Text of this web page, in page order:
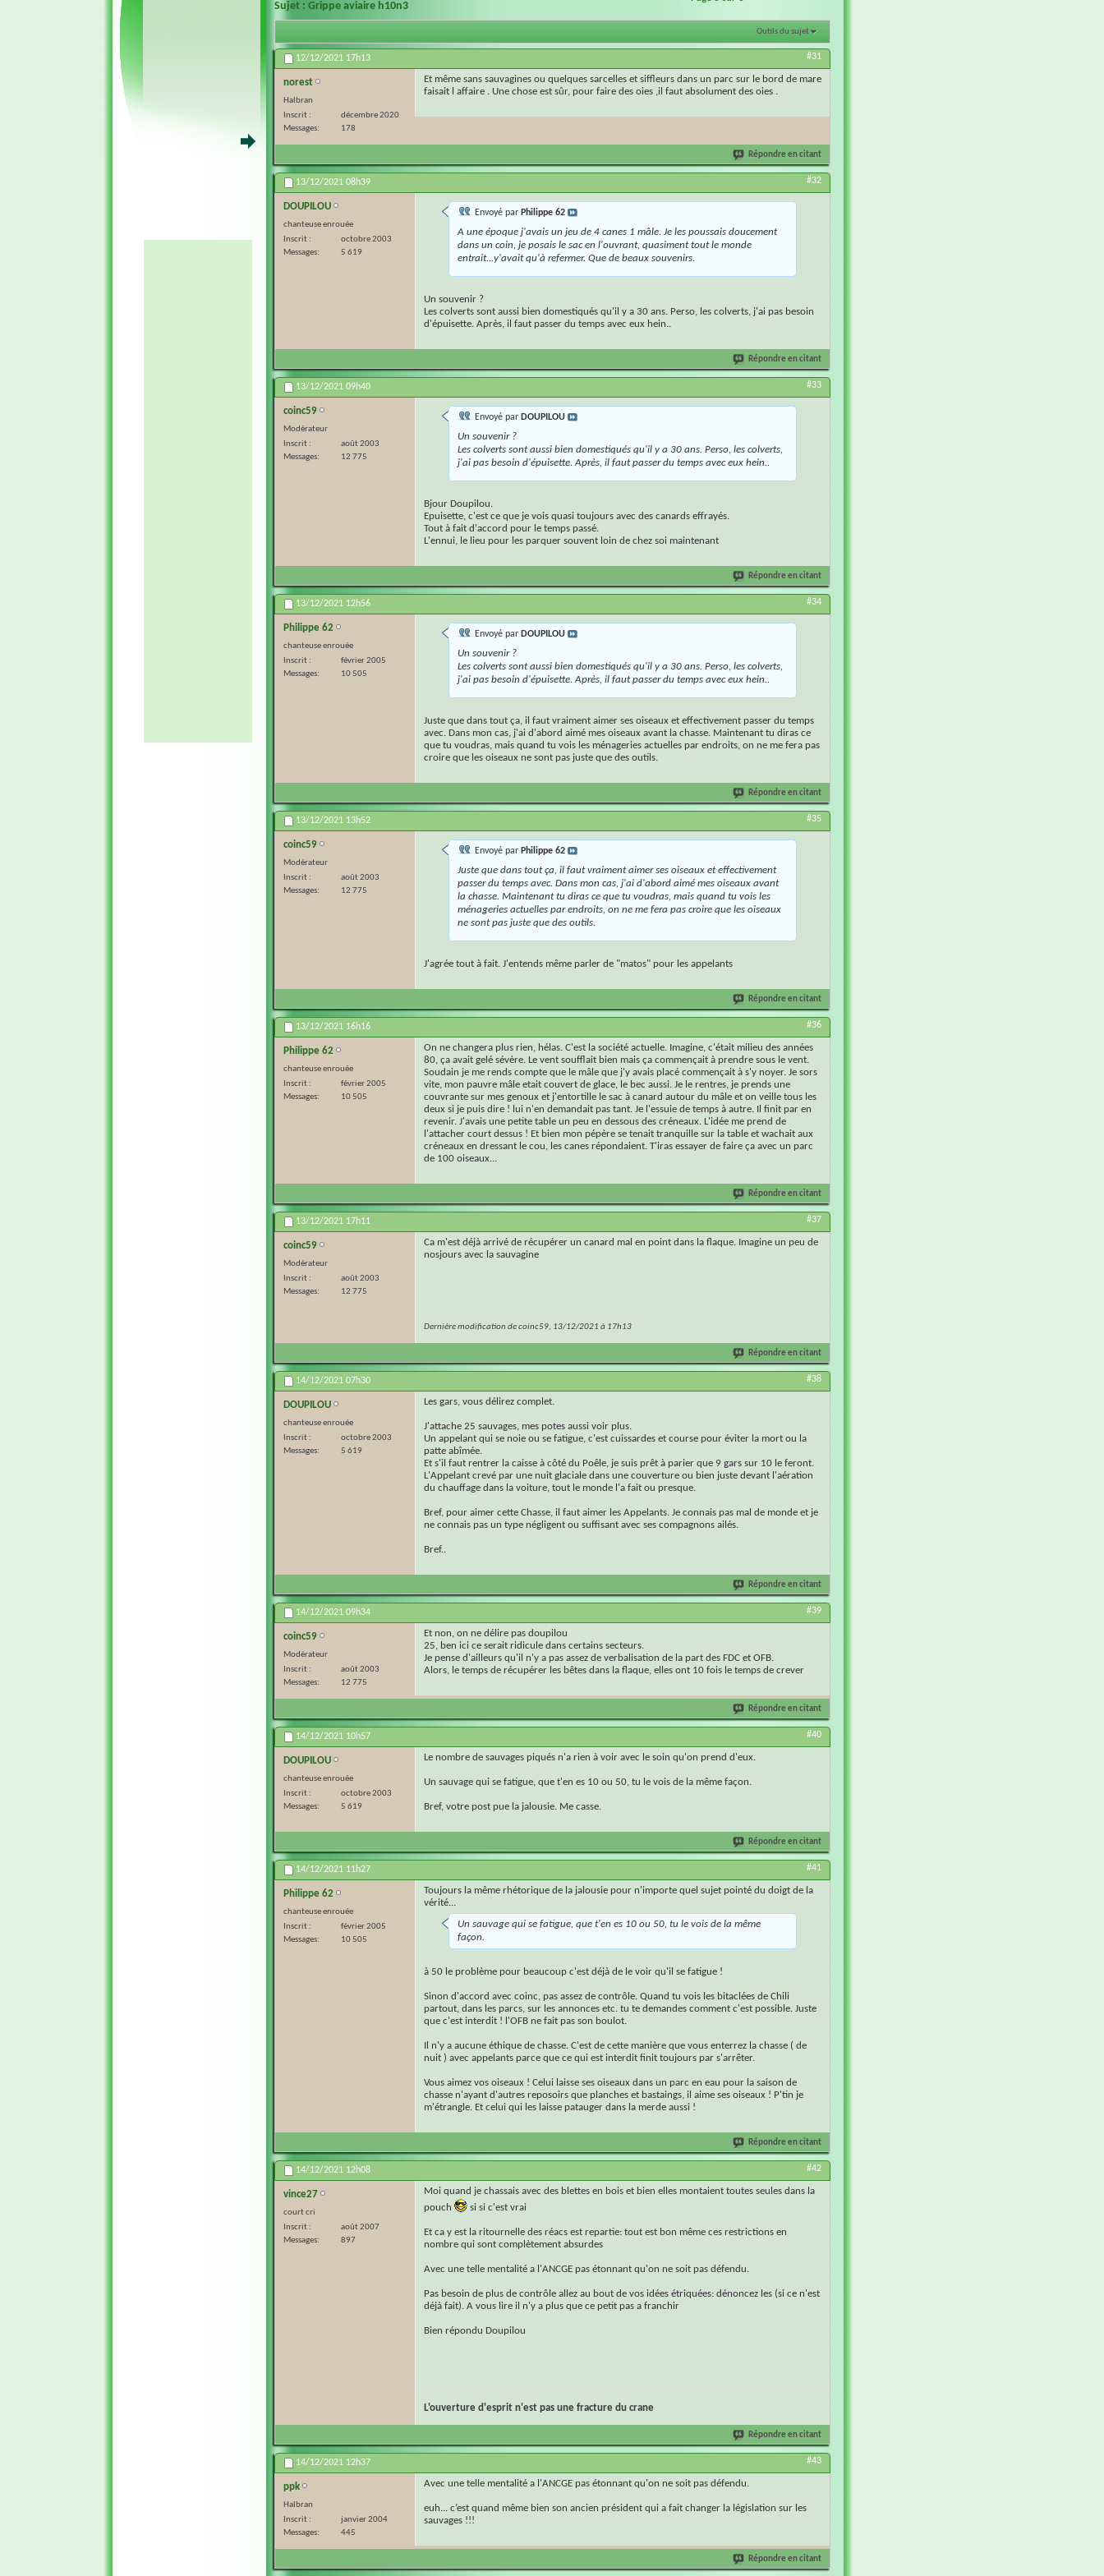
Sujet : Grippe aviaire h10n3
Outils du sujet
12/12/2021 17h13 #31
norest
Halbran
Inscrit
décembre 2020
Messages
178
Et même sans sauvagines ou quelques sarcelles et siffleurs dans un parc sur le bord de mare
faisait l affaire . Une chose est sûr, pour faire des oies ,il faut absolument des oies .
Répondre en citant
13/12/2021 08h39 #32
DOUPILOU
chanteuse enrouée
Inscrit
octobre 2003
Messages
5 619
Envoyé par Philippe 62
A une époque j'avais un jeu de 4 canes 1 mâle. Je les poussais doucement
dans un coin, je posais le sac en l'ouvrant, quasiment tout le monde
entrait...y'avait qu'à refermer. Que de beaux souvenirs.
Un souvenir ?
Les colverts sont aussi bien domestiqués qu'il y a 30 ans. Perso, les colverts, j'ai pas besoin
d'épuisette. Après, il faut passer du temps avec eux hein..
Répondre en citant
13/12/2021 09h40 #33
coinc59
Modérateur
Inscrit
août 2003
Messages
12 775
Envoyé par DOUPILOU
Un souvenir ?
Les colverts sont aussi bien domestiqués qu'il y a 30 ans. Perso, les colverts,
j'ai pas besoin d'épuisette. Après, il faut passer du temps avec eux hein..
Bjour Doupilou.
Epuisette, c'est ce que je vois quasi toujours avec des canards effrayés.
Tout à fait d'accord pour le temps passé.
L'ennui, le lieu pour les parquer souvent loin de chez soi maintenant
Répondre en citant
13/12/2021 12h56 #34
Philippe 62
chanteuse enrouée
Inscrit
février 2005
Messages
10 505
Envoyé par DOUPILOU
Un souvenir ?
Les colverts sont aussi bien domestiqués qu'il y a 30 ans. Perso, les colverts,
j'ai pas besoin d'épuisette. Après, il faut passer du temps avec eux hein..
Juste que dans tout ça, il faut vraiment aimer ses oiseaux et effectivement passer du temps
avec. Dans mon cas, j'ai d'abord aimé mes oiseaux avant la chasse. Maintenant tu diras ce
que tu voudras, mais quand tu vois les ménageries actuelles par endroits, on ne me fera pas
croire que les oiseaux ne sont pas juste que des outils.
Répondre en citant
13/12/2021 13h52 #35
coinc59
Modérateur
Inscrit
août 2003
Messages
12 775
Envoyé par Philippe 62
Juste que dans tout ça, il faut vraiment aimer ses oiseaux et effectivement
passer du temps avec. Dans mon cas, j'ai d'abord aimé mes oiseaux avant
la chasse. Maintenant tu diras ce que tu voudras, mais quand tu vois les
ménageries actuelles par endroits, on ne me fera pas croire que les oiseaux
ne sont pas juste que des outils.
J'agrée tout à fait. J'entends même parler de "matos" pour les appelants
Répondre en citant
13/12/2021 16h16 #36
Philippe 62
chanteuse enrouée
Inscrit
février 2005
Messages
10 505
On ne changera plus rien, hélas. C'est la société actuelle. Imagine, c'était milieu des années
80, ça avait gelé sévère. Le vent soufflait bien mais ça commençait à prendre sous le vent.
Soudain je me rends compte que le mâle que j'y avais placé commençait à s'y noyer. Je sors
vite, mon pauvre mâle etait couvert de glace, le bec aussi. Je le rentres, je prends une
couvrante sur mes genoux et j'entortille le sac à canard autour du mâle et on veille tous les
deux si je puis dire ! lui n'en demandait pas tant. Je l'essuie de temps à autre. Il finit par en
revenir. J'avais une petite table un peu en dessous des créneaux. L'idée me prend de
l'attacher court dessus ! Et bien mon pépère se tenait tranquille sur la table et wachait aux
créneaux en dressant le cou, les canes répondaient. T'iras essayer de faire ça avec un parc
de 100 oiseaux...
Répondre en citant
13/12/2021 17h11 #37
coinc59
Modérateur
Inscrit
août 2003
Messages
12 775
Ca m'est déjà arrivé de récupérer un canard mal en point dans la flaque. Imagine un peu de
nosjours avec la sauvagine
Dernière modification de coinc59, 13/12/2021 à 17h13
Répondre en citant
14/12/2021 07h30 #38
DOUPILOU
chanteuse enrouée
Inscrit
octobre 2003
Messages
5 619
Les gars, vous délirez complet.
J'attache 25 sauvages, mes potes aussi voir plus.
Un appelant qui se noie ou se fatigue, c'est cuissardes et course pour éviter la mort ou la
patte abîmée.
Et s'il faut rentrer la caisse à côté du Poêle, je suis prêt à parier que 9 gars sur 10 le feront.
L'Appelant crevé par une nuit glaciale dans une couverture ou bien juste devant l'aération
du chauffage dans la voiture, tout le monde l'a fait ou presque.
Bref, pour aimer cette Chasse, il faut aimer les Appelants. Je connais pas mal de monde et je
ne connais pas un type négligent ou suffisant avec ses compagnons ailés.
Bref..
Répondre en citant
14/12/2021 09h34 #39
coinc59
Modérateur
Inscrit
août 2003
Messages
12 775
Et non, on ne délire pas doupilou
25, ben ici ce serait ridicule dans certains secteurs.
Je pense d'ailleurs qu'il n'y a pas assez de verbalisation de la part des FDC et OFB.
Alors, le temps de récupérer les bêtes dans la flaque, elles ont 10 fois le temps de crever
Répondre en citant
14/12/2021 10h57 #40
DOUPILOU
chanteuse enrouée
Inscrit
octobre 2003
Messages
5 619
Le nombre de sauvages piqués n'a rien à voir avec le soin qu'on prend d'eux.
Un sauvage qui se fatigue, que t'en es 10 ou 50, tu le vois de la même façon.
Bref, votre post pue la jalousie. Me casse.
Répondre en citant
14/12/2021 11h27 #41
Philippe 62
chanteuse enrouée
Inscrit
février 2005
Messages
10 505
Toujours la même rhétorique de la jalousie pour n'importe quel sujet pointé du doigt de la
vérité...
Un sauvage qui se fatigue, que t'en es 10 ou 50, tu le vois de la même
façon.
à 50 le problème pour beaucoup c'est déjà de le voir qu'il se fatigue !
Sinon d'accord avec coinc, pas assez de contrôle. Quand tu vois les bitaclées de Chili
partout, dans les parcs, sur les annonces etc. tu te demandes comment c'est possible. Juste
que c'est interdit ! l'OFB ne fait pas son boulot.
Il n'y a aucune éthique de chasse. C'est de cette manière que vous enterrez la chasse ( de
nuit ) avec appelants parce que ce qui est interdit finit toujours par s'arrêter.
Vous aimez vos oiseaux ! Celui laisse ses oiseaux dans un parc en eau pour la saison de
chasse n'ayant d'autres reposoirs que planches et bastaings, il aime ses oiseaux ! P'tin je
m'étrangle. Et celui qui les laisse patauger dans la merde aussi !
Répondre en citant
14/12/2021 12h08 #42
vince27
court cri
Inscrit
août 2007
Messages
897
Moi quand je chassais avec des blettes en bois et bien elles montaient toutes seules dans la
pouch
si si c'est vrai
Et ca y est la ritournelle des réacs est repartie: tout est bon même ces restrictions en
nombre qui sont complètement absurdes
Avec une telle mentalité a l'ANCGE pas étonnant qu'on ne soit pas défendu.
Pas besoin de plus de contrôle allez au bout de vos idées étriquées: dénoncez les (si ce n'est
déjà fait). A vous lire il n'y a plus que ce petit pas a franchir
Bien répondu Doupilou
L'ouverture d'esprit n'est pas une fracture du crane
Répondre en citant
14/12/2021 12h37 #43
ppk
Halbran
Inscrit
janvier 2004
Messages
445
Avec une telle mentalité a l'ANCGE pas étonnant qu'on ne soit pas défendu.
euh... c’est quand même bien son ancien président qui a fait changer la législation sur les
sauvages !!!
Répondre en citant